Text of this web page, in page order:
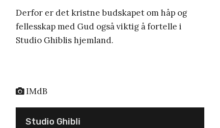
Derfor er det kristne budskapet om håp og
fellesskap med Gud også viktig å fortelle i
Studio Ghiblis hjemland.
IMdB
Studio Ghibli